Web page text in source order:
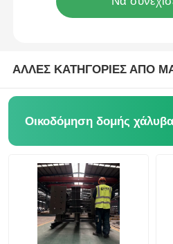
Πολυώροφη μεταλλική
Βιομηχανική μεταλλική
Εμπορική δομή χάλυβα
Προπαρασκευασμένη
ΑΛΛΕΣ ΚΑΤΗΓΟΡΙΕΣ ΑΠΟ
Οικοδόμηση δομής χάλυβα